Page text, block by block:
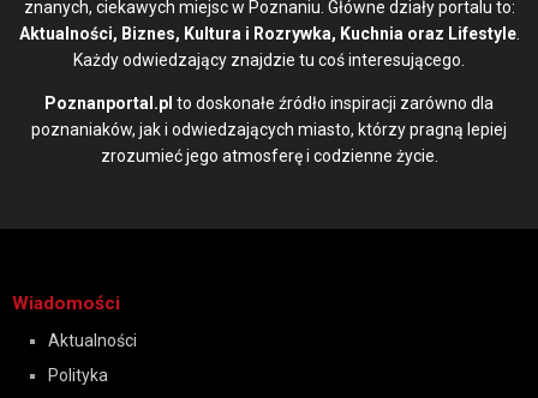
znanych, ciekawych miejsc w Poznaniu. Główne działy portalu to:
Aktualności, Biznes, Kultura i Rozrywka, Kuchnia oraz Lifestyle.
Każdy odwiedzający znajdzie tu coś interesującego.
Poznanportal.pl to doskonałe źródło inspiracji zarówno dla
poznaniaków, jak i odwiedzających miasto, którzy pragną lepiej
zrozumieć jego atmosferę i codzienne życie.
Wiadomości
Aktualności
Polityka